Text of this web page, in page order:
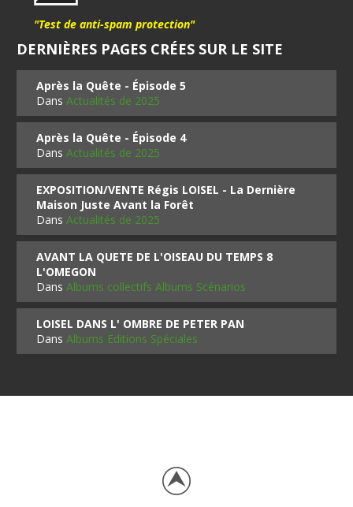
"Test de anti-spam protection"
DERNIÈRES PAGES CRÉES SUR LE SITE
Après la Quête - Épisode 5
DansActualités de 2025
Après la Quête - Épisode 4
DansActualités de 2025
EXPOSITION/VENTE Régis LOISEL - La Dernière
Maison Juste Avant la Forêt
DansActualités de 2025
AVANT LA QUETE DE L'OISEAU DU TEMPS 8
L'OMEGON
DansAlbums collectifs Albums Scénarios
LOISEL DANS L' OMBRE DE PETER PAN
DansAlbums Editions Spéciales